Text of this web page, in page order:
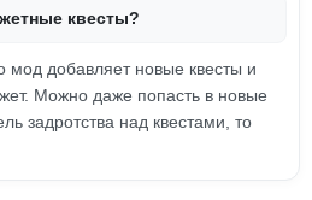
квесты?
мод добавляет новые квесты и
Можно даже попасть в новые
задротства над квестами, то